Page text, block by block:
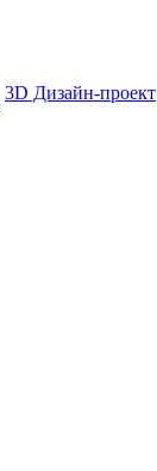
3D Дизайн-проект